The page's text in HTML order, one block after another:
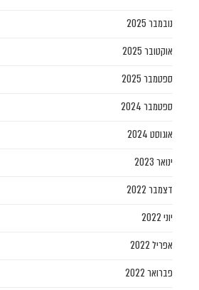
נובמבר 2025
אוקטובר 2025
ספטמבר 2025
ספטמבר 2024
אוגוסט 2024
ינואר 2023
דצמבר 2022
יוני 2022
אפריל 2022
פברואר 2022